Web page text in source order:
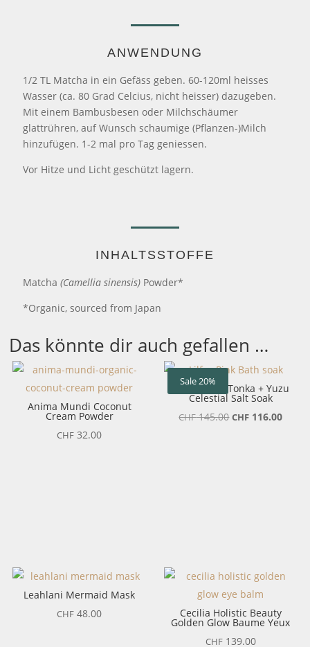
ANWENDUNG
1/2 TL Matcha in ein Gefäss geben. 60-120ml heisses
Wasser (ca. 80 Grad Celcius, nicht heisser) dazugeben.
Mit einem Bambusbesen oder Milchschäumer
glattrühren, auf Wunsch schaumige (Pflanzen-)Milch
hinzufügen. 1-2 mal pro Tag geniessen.
Vor Hitze und Licht geschützt lagern.
INHALTSSTOFFE
Matcha(Camellia sinensis) Powder*
*Organic, sourced from Japan
Das könnte dir auch gefallen …
Anima Mundi Coconut
Cream Powder
CHF 32.00
Sale 20%
LILFOX Pink Tonka + Yuzu
Celestial Salt Soak
CHF145.00Ursprünglicher
CHF 116.00
Leahlani Mermaid Mask
CHF 48.00 Cecilia Holistic Beauty
Golden Glow Baume Yeux
CHF139.00